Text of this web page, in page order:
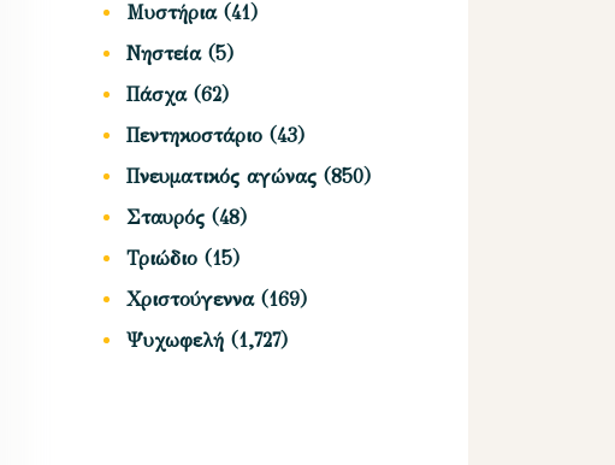
Μυστήρια(41)
Νηστεία(5)
Πάσχα(62)
Πεντηκοστάριο (43)
Πνευματικός αγώνας (850)
Σταυρός (48)
Τριώδιο (15)
Χριστούγεννα(169)
Ψυχωφελή (1,727)